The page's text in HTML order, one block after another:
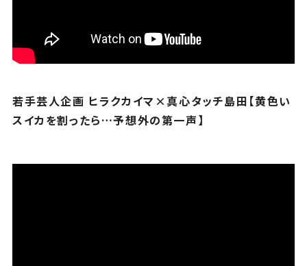
若手芸人企画 ヒラクカイマ×真心タッチ島田【黄色い
スイカを割ったら…予想外の第一声】